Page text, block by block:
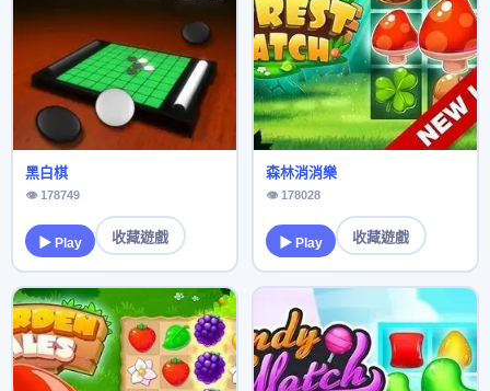
黑白棋
👁 178749
▶ Play 收藏遊戲
森林消消樂
👁 178028
▶ Play 收藏遊戲